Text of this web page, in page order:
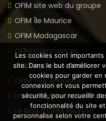
OFIM site web du groupe
OFIM Île Maurice
OFIM Madagascar
OFIM Commerces
OFIM Annonces Vidéos
OFIM Top Annonces
Immobilier Ouest la
Le Blog d’OFIM Réunion
Les cookies sont
site. Dans le but d’améliorer
cookies pour garder en
connexion et vous
sécurité, pour recueillir
fonctionnalité du site
personnalise selon votre